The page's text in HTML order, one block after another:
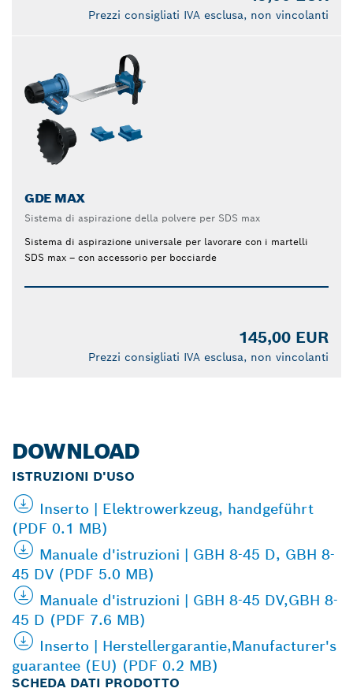
Prezzi consigliati IVA esclusa, non vincolanti
GDE MAX
Sistema di aspirazione della polvere per SDS max
Sistema di aspirazione universale per lavorare con i martelli
SDS max – con accessorio per bocciarde
145,00 EUR
Prezzi consigliati IVA esclusa, non vincolanti
DOWNLOAD
ISTRUZIONI D'USO
Inserto | Elektrowerkzeug, handgeführt
(PDF 0.1 MB)
Manuale d'istruzioni | GBH 8-45 D, GBH 8-
45 DV (PDF 5.0 MB)
Manuale d'istruzioni | GBH 8-45 DV,GBH 8-
45 D (PDF 7.6 MB)
Inserto | Herstellergarantie,Manufacturer's
guarantee (EU) (PDF 0.2 MB)
SCHEDA DATI PRODOTTO